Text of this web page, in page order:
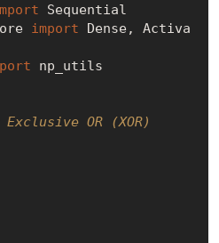
import Dense, Activa
np_utils
OR (XOR)